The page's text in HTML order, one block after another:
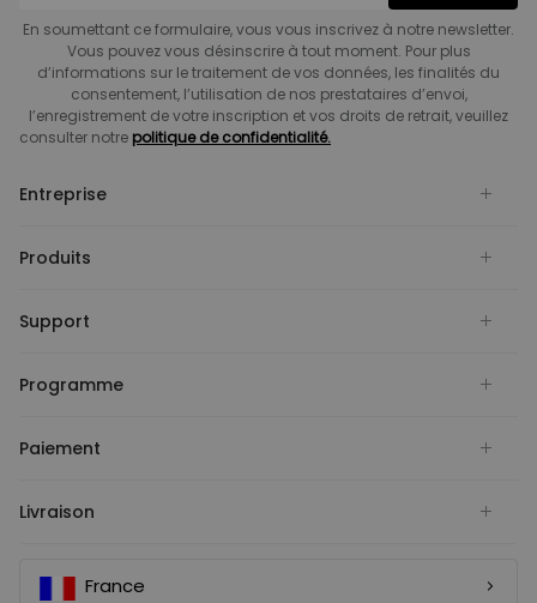
En soumettant ce formulaire, vous vous inscrivez à notre newsletter.
Vous pouvez vous désinscrire à tout moment. Pour plus
d’informations sur le traitement de vos données, les finalités du
consentement, l’utilisation de nos prestataires d’envoi,
l’enregistrement de votre inscription et vos droits de retrait, veuillez
consulter notre politique de confidentialité.
Entreprise
Produits
Support
Programme
Paiement
Livraison
France